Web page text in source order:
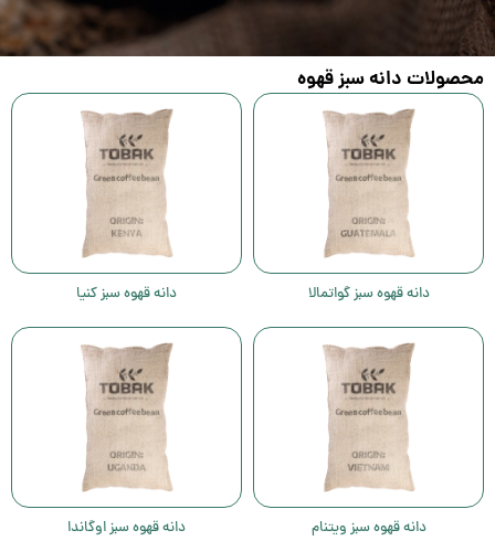
محصولات دانه سبز قهوه
دانه قهوه سبز گواتمالا دانه قهوه سبز کنیا
دانه قهوه سبز ویتنام دانه قهوه سبز اوگاندا